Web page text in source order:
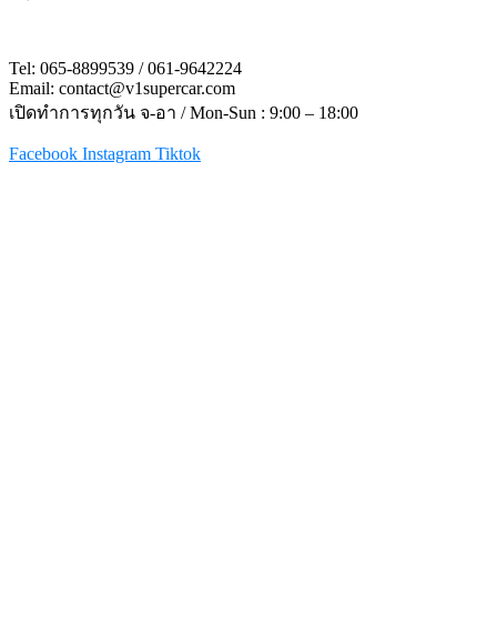
Tel: 065-8899539 / 061-9642224
Email: contact@v1supercar.com
เปิดทำการทุกวัน จ-อา / Mon-Sun : 9:00 – 18:00
Facebook Instagram Tiktok